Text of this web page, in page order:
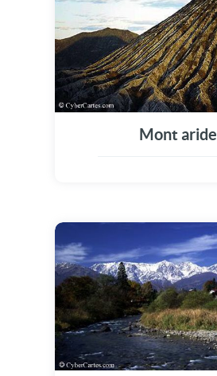
Mont aride